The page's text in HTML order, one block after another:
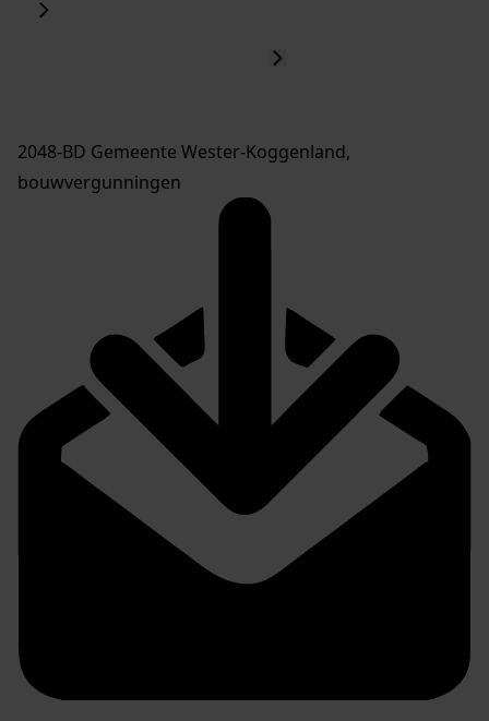
2048-BD Gemeente Wester-Koggenland,
bouwvergunningen